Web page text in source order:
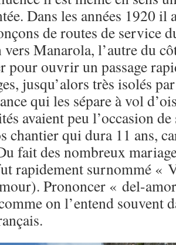
Dans les années 1920 il
de routes de service
vers Manarola, l’autre du
pour ouvrir un passage
jusqu’alors très isolés
qui les sépare à vol
avaient peu l’occasion
chantier qui dura 11 ans,
fait des nombreux
rapidement surnommé «
Prononcer « del-
on l’entend souvent